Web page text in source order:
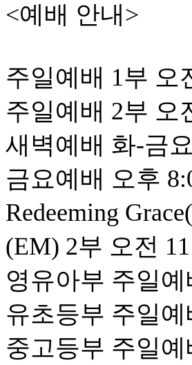
<예배 안내>
주일예배 1부 오
주일예배 2부 오
새벽예배 화-금
금요예배 오후
Redeeming
(EM) 2부 오전
영유아부 주일예
유초등부 주일예
중고등부 주일예